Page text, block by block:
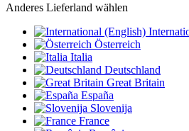
Anderes Lieferland wählen
Österreich
Italia
Deutschland
Great Britain
España
Slovenija
France